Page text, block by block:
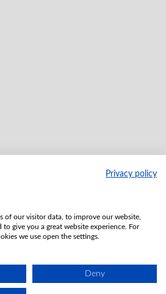
Privacy policy
of our visitor data, to improve our website,
give you a great website experience. For
we use open the settings.
Deny